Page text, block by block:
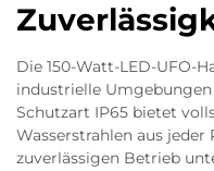
Die 150-Watt-LED-UFO-
industrielle
Schutzart IP65 bietet
Wasserstrahlen aus
zuverlässigen Betrieb